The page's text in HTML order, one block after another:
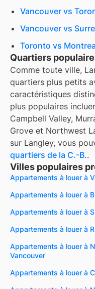
Vancouver vs
Vancouver vs
Toronto vs
Quartiers
Comme toute ville,
quartiers plus petits
caractéristiques
plus populaires
Campbell Valley,
Grove et Northwest
sur Langley, vous
quartiers de la C.-B..
Villes populaires
Appartements à louer à
Appartements à louer à
Appartements à louer à
Appartements à louer à
Appartements à louer à
Vancouver
Appartements à louer à